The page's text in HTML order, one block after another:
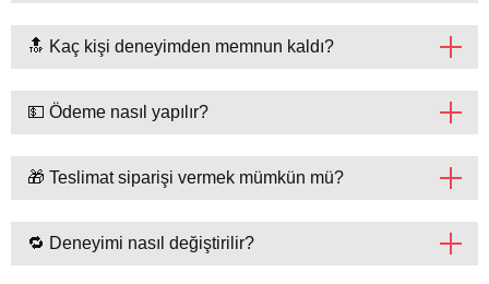
🔝 Kaç kişi deneyimden memnun kaldı?
💵 Ödeme nasıl yapılır?
🎁 Teslimat siparişi vermek mümkün mü?
🔁 Deneyimi nasıl değiştirilir?